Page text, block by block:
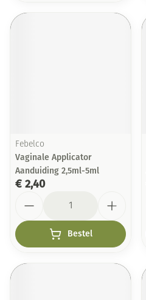
Febelco
Vaginale Applicator
Aanduiding 2,5ml-5ml
€ 2,40
Bestel